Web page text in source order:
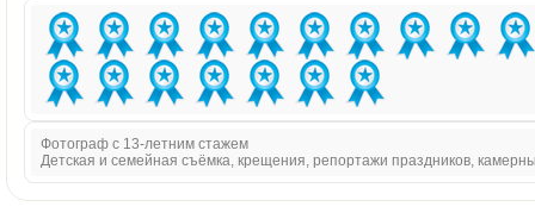
Фотограф с 13-летним стажем
Детская и семейная съёмка, крещения, репортажи праздников,